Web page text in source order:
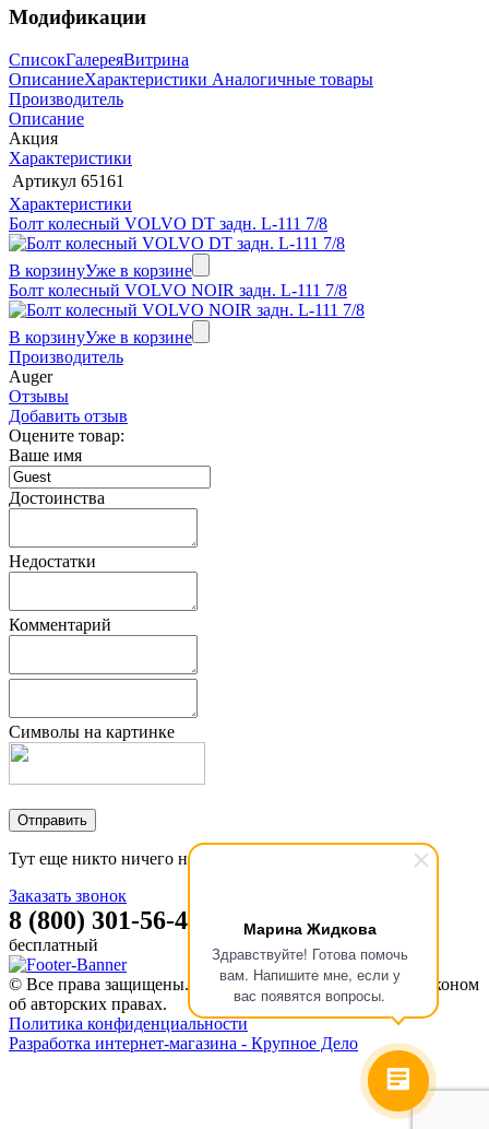
Марина Жидкова
Здравствуйте! Готова помочь
вам. Напишите мне, если у
вас появятся вопросы.
Модификации
СписокГалереяВитрина
ОписаниеХарактеристики Аналогичные товары
Производитель
Описание
Акция
Характеристики
Артикул 65161
Характеристики
Болт колесный VOLVO DT задн. L-111 7/8
В корзинуУже в корзине
Болт колесный VOLVO NOIR задн. L-111 7/8
В корзинуУже в корзине
Производитель
Auger
Отзывы
Добавить отзыв
Оцените товар:
Ваше имя
Достоинства
Недостатки
Комментарий
Символы на картинке
Тут еще никто ничего не писал, стань первым!
Заказать звонок
8 (800) 301-56-47
бесплатный
© Все права защищены. Информация сайта защищена законом
об авторских правах.
Политика конфиденциальности
Разработка интернет-магазина - Крупное Дело